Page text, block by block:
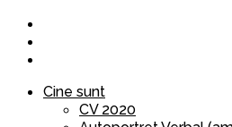
Cine sunt
CV 2020